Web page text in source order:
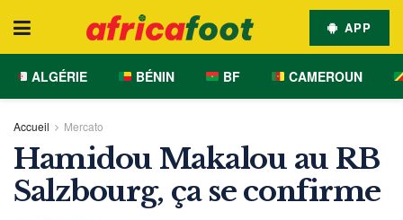
APP
ALGÉRIE BÉNIN BF CAMEROUN
Accueil Mercato
Hamidou Makalou au RB
Salzbourg, ça se confirme